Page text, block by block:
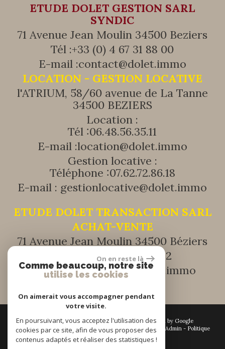
ETUDE DOLET GESTION SARL
SYNDIC
71 Avenue Jean Moulin 34500 Beziers
Tél :+33 (0) 4 67 31 88 00
E-mail :contact@dolet.immo
LOCATION - GESTION LOCATIVE
l'ATRIUM, 58/60 avenue de La Tanne
34500 BEZIERS
Location :
Tél :06.48.56.35.11
E-mail :location@dolet.immo
Gestion locative :
Téléphone :07.62.72.86.18
E-mail : gestionlocative@dolet.immo
ETUDE DOLET TRANSACTION SARL
ACHAT-VENTE
71 Avenue Jean Moulin 34500 Béziers
+33 (0) 9 51 41 17 32
E-mail :transaction@dolet.immo
© 2026 | Tous droits réservés | Traduction powered by Google
Plan du site-Mentions légales-Nos honoraires- Liens Admin - Politique
RGPD
On en reste là
Comme beaucoup, notre site
utilise les cookies
On aimerait vous accompagner pendant
votre visite.
En poursuivant, vous acceptez l'utilisation des
cookies par ce site, afin de vous proposer des
contenus adaptés et réaliser des statistiques !